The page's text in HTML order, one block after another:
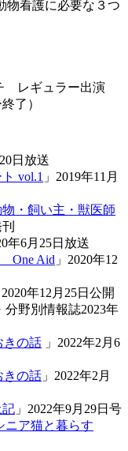
看護に必要な３つ
レギュラー出演
了）
日放送
vol.1 」2019年11月
・飼い主・獣医師
年6月25日放送
One Aid 」2020年12
年12月25日公開
野別情報誌2023年
きの話 」2022年2月6
きの話 」2022年2月
記 」2022年9月29日号
ニア猫と暮らす